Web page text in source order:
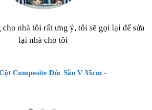
nhà tôi rất ưng ý, tôi sẽ gọi lại để sửa
lại nhà cho tôi
Composite Đúc Sẵn V 35cm -
Chi phí xây dựng & Hoàn